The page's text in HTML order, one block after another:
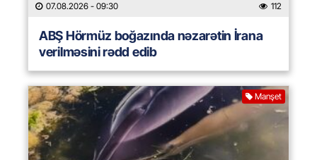
07.08.2026 - 09:30 112
ABŞ Hörmüz boğazında nəzarətin İrana
verilməsini rədd edib
Manşet